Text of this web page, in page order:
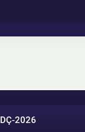
DÇ-2026